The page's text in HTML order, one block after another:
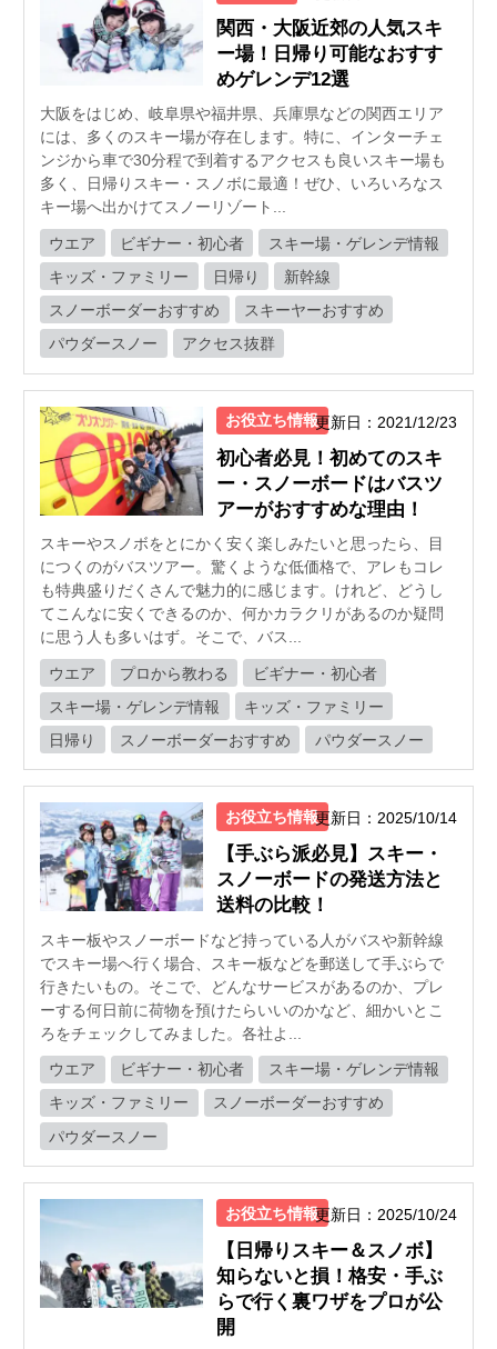
関西・大阪近郊の人気スキ
ー場！日帰り可能なおすす
めゲレンデ12選
大阪をはじめ、岐阜県や福井県、兵庫県などの関西エリア
には、多くのスキー場が存在します。特に、インターチェ
ンジから車で30分程で到着するアクセスも良いスキー場も
多く、日帰りスキー・スノボに最適！ぜひ、いろいろなス
キー場へ出かけてスノーリゾート...
ウエア ビギナー・初心者
スキー場・ゲレンデ情報
キッズ・ファミリー
日帰り
新幹線
スノーボーダーおすすめ
スキーヤーおすすめ
パウダースノー
アクセス抜群
お役立ち情報更新日：2021/12/23
初心者必見！初めてのスキ
ー・スノーボードはバスツ
アーがおすすめな理由！
スキーやスノボをとにかく安く楽しみたいと思ったら、目
につくのがバスツアー。驚くような低価格で、アレもコレ
も特典盛りだくさんで魅力的に感じます。けれど、どうし
てこんなに安くできるのか、何かカラクリがあるのか疑問
に思う人も多いはず。そこで、バス...
ウエア プロから教わる
ビギナー・初心者
スキー場・ゲレンデ情報
キッズ・ファミリー
日帰り
スノーボーダーおすすめ パウダースノー
お役立ち情報更新日：2025/10/14
【手ぶら派必見】スキー・
スノーボードの発送方法と
送料の比較！
スキー板やスノーボードなど持っている人がバスや新幹線
でスキー場へ行く場合、スキー板などを郵送して手ぶらで
行きたいもの。そこで、どんなサービスがあるのか、プレ
ーする何日前に荷物を預けたらいいのかなど、細かいとこ
ろをチェックしてみました。各社よ...
ウエア ビギナー・初心者
スキー場・ゲレンデ情報
キッズ・ファミリー
スノーボーダーおすすめ
パウダースノー
お役立ち情報更新日：2025/10/24
【日帰りスキー＆スノボ】
知らないと損！格安・手ぶ
らで行く裏ワザをプロが公
開